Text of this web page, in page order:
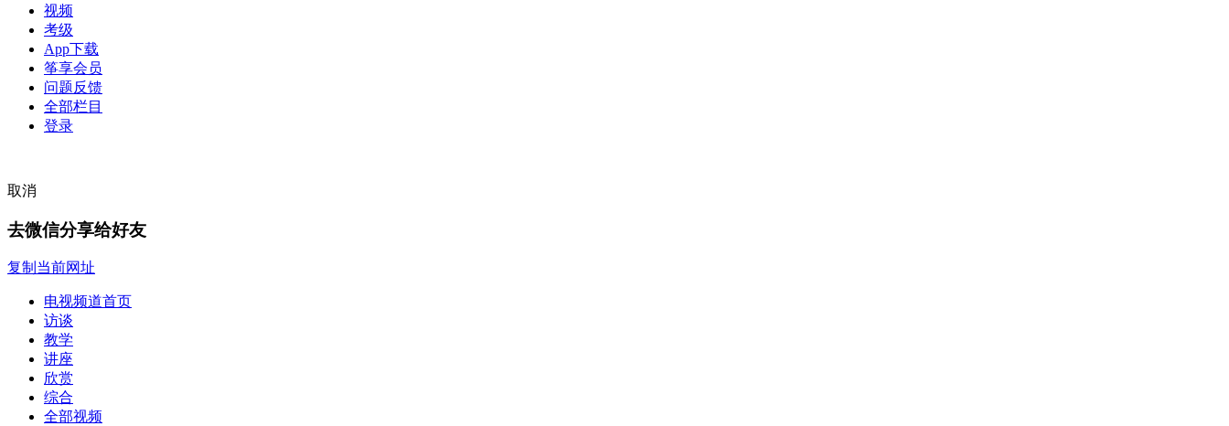
视频
考级
App下载
筝享会员
问题反馈
全部栏目
登录
取消
去微信分享给好友
复制当前网址
电视频道首页
访谈
教学
讲座
欣赏
综合
全部视频